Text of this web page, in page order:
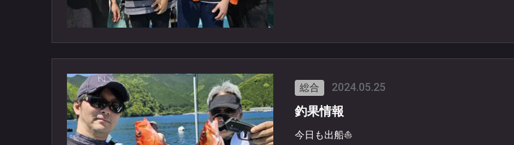
ンハタ
総合 2024.05.25
釣果情報
今日も出船⛵